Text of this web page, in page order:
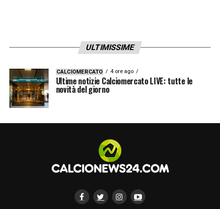
ULTIMISSIME
CALCIOMERCATO 4 ore ago
Ultime notizie Calciomercato LIVE: tutte le
novità del giorno